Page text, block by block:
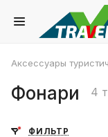
Аксессуары
Фонари 4
ФИЛЬТР